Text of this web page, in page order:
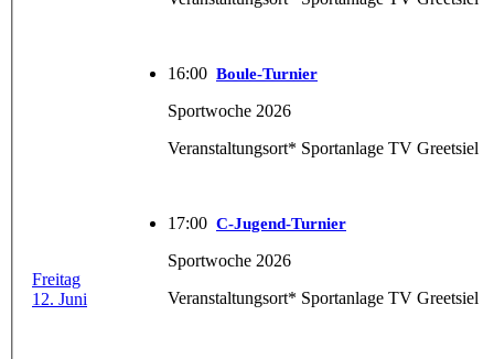
Freitag
12. Juni
16:00 Boule-Turnier
Sportwoche 2026
Veranstaltungsort* Sportanlage TV Greetsiel
17:00 C-Jugend-Turnier
Sportwoche 2026
Veranstaltungsort* Sportanlage TV Greetsiel